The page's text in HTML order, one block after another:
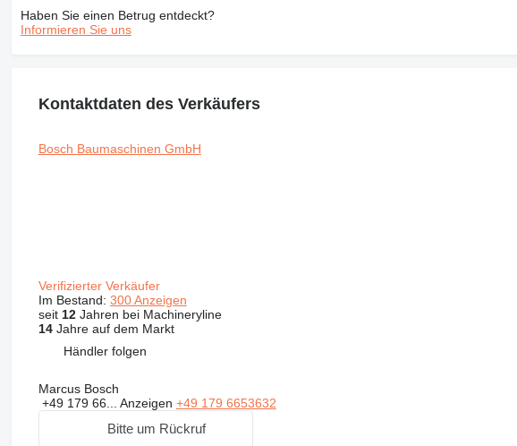
Haben Sie einen Betrug entdeckt?
Informieren Sie uns
Kontaktdaten des Verkäufers
Bosch Baumaschinen GmbH
Verifizierter Verkäufer
Im Bestand: 300 Anzeigen
seit 12Jahren bei Machineryline
14Jahre auf dem Markt
Händler folgen
Marcus Bosch
+49 179 66... Anzeigen +49 179 6653632
Bitte um Rückruf